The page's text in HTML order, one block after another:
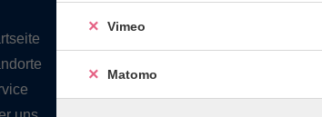
Vimeo
Matomo